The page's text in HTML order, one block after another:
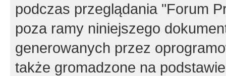
podczas przeglądania "Forum
poza ramy niniejszego
generowanych przez
także gromadzone na